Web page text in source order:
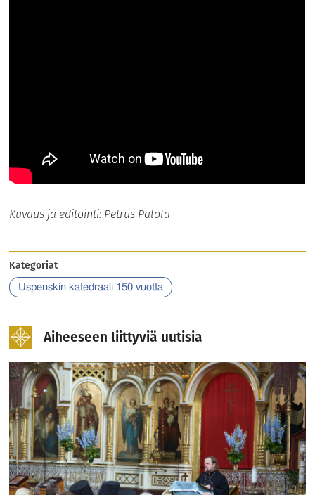
Kuvaus ja editointi: Petrus Palola
Kategoriat
Uspenskin katedraali 150 vuotta
Aiheeseen liittyviä uutisia